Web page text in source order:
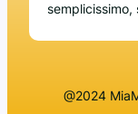
semplicissimo,
@2024